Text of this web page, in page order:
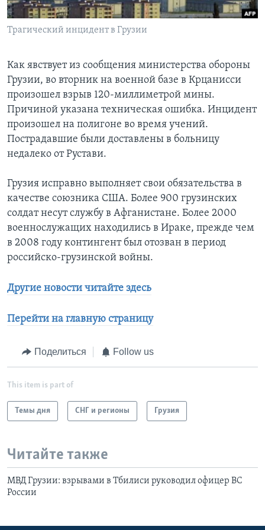
Learning English
Языки
Трагический инцидент в Грузии
Как явствует из сообщения министерства обороны
Грузии, во вторник на военной базе в Крцанисси
произошел взрыв 120-миллиметрой мины.
Причиной указана техническая ошибка. Инцидент
произошел на полигоне во время учений.
Пострадавшие были доставлены в больницу
недалеко от Рустави.
Грузия исправно выполняет свои обязательства в
качестве союзника США. Более 900 грузинских
солдат несут службу в Афганистане. Более 2000
военнослужащих находились в Ираке, прежде чем
в 2008 году контингент был отозван в период
российско-грузинской войны.
Другие новости читайте здесь
Перейти на главную страницу
Поделиться Follow us
This item is part of
Темы дня СНГ и регионы Грузия
Читайте также
МВД Грузии: взрывами в Тбилиси руководил офицер ВС
России